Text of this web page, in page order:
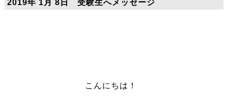
2019年 1月 8日 受験生へメッセージ
こんにちは！